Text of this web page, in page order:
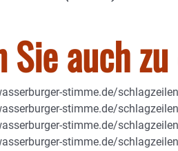
Sie auch
stimme.de/
stimme.de/
stimme.de/
stimme.de/